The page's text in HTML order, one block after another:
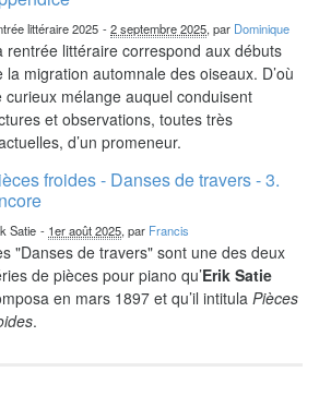
littéraire 2025 -2 septembre 2025, par Dominique
rentrée littéraire correspond aux débuts
la migration automnale des oiseaux. D’où
curieux mélange auquel conduisent
et observations, toutes très
d’un promeneur.
froides - Danses de travers - 3.
Satie - 1er août 2025, par Francis
"Danses de travers" sont une des deux
de pièces pour piano qu’Erik Satie
en mars 1897 et qu’il intitulaPièces
.